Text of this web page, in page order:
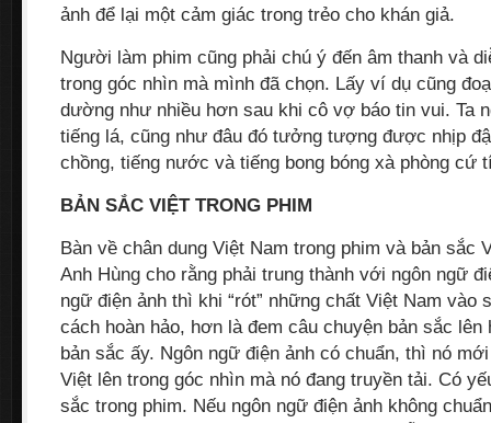
ảnh để lại một cảm giác trong trẻo cho khán giả.
Người làm phim cũng phải chú ý đến âm thanh và
trong góc nhìn mà mình đã chọn. Lấy ví dụ cũng
dường như nhiều hơn sau khi cô vợ báo tin vui. Ta
tiếng lá, cũng như đâu đó tưởng tượng được nhịp
chồng, tiếng nước và tiếng bong bóng xà phòng cứ
BẢN SẮC VIỆT TRONG PHIM
Bàn về chân dung Việt Nam trong phim và bản sắc
Anh Hùng cho rằng phải trung thành với ngôn ngữ
ngữ điện ảnh thì khi “rót” những chất Việt Nam vào
cách hoàn hảo, hơn là đem câu chuyện bản sắc lên
bản sắc ấy. Ngôn ngữ điện ảnh có chuẩn, thì nó
Việt lên trong góc nhìn mà nó đang truyền tải. Có
sắc trong phim. Nếu ngôn ngữ điện ảnh không